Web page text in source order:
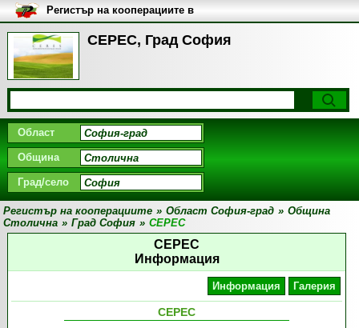
СЕРЕС, Град София
Регистър на кооперациите в
България
Област
Община
Град/село
Регистър на кооперациите » Област София-град » Община
Столична » Град София » СЕРЕС
СЕРЕС
Информация
Информация Галерия
СЕРЕС